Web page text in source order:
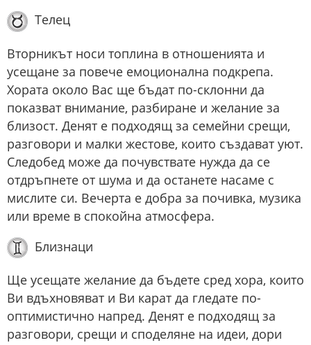
Телец
Вторникът носи топлина в отношенията и
усещане за повече емоционална подкрепа.
Хората около Вас ще бъдат по-склонни да
показват внимание, разбиране и желание за
близост. Денят е подходящ за семейни срещи,
разговори и малки жестове, които създават уют.
Следобед може да почувствате нужда да се
отдръпнете от шума и да останете насаме с
мислите си. Вечерта е добра за почивка, музика
или време в спокойна атмосфера.
Близнаци
Ще усещате желание да бъдете сред хора, които
Ви вдъхновяват и Ви карат да гледате по-
оптимистично напред. Денят е подходящ за
разговори, срещи и споделяне на идеи, дори